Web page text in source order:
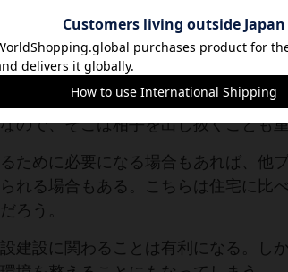
プレイヤーが共同で完成させること
い。
権利を得られる。他のプレイヤーが
プレイヤーから15金を受け取ること
ので、そこは相手を出し抜くことも
ために必要になる場合もあれば、他
れる場合もある。こちらは住宅に比
ろう。
建設に関わることは有利になる。し